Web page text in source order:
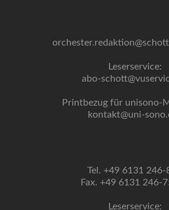
Leserservice:
abo-
Printbezug für unisono-
kontakt@uni-
Tel. +49 6131 246-
Fax. +49 6131 246-
Leserservice: